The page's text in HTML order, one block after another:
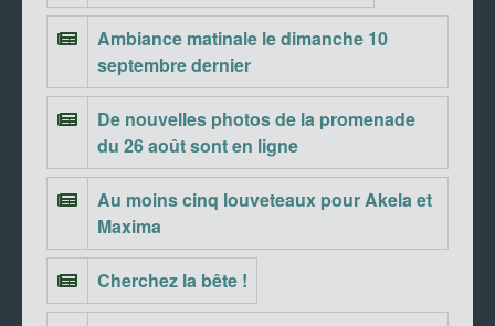
Ambiance matinale le dimanche 10
septembre dernier
De nouvelles photos de la promenade
du 26 août sont en ligne
Au moins cinq louveteaux pour Akela et
Maxima
Cherchez la bête !